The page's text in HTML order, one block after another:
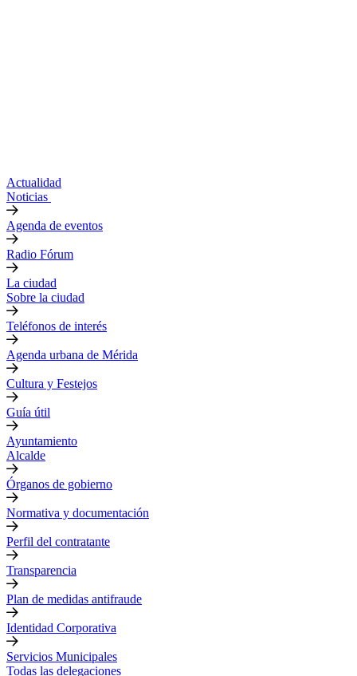
Actualidad
Noticias
Agenda de eventos
Radio Fórum
La ciudad
Sobre la ciudad
Teléfonos de interés
Agenda urbana de Mérida
Cultura y Festejos
Guía útil
Ayuntamiento
Alcalde
Órganos de gobierno
Normativa y documentación
Perfil del contratante
Transparencia
Plan de medidas antifraude
Identidad Corporativa
Servicios Municipales
Todas las delegaciones